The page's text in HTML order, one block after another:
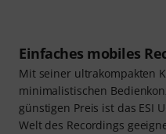
Einfaches mobiles
Mit seiner ultrakompakten
minimalistischen
günstigen Preis ist das ESI
Welt des Recordings